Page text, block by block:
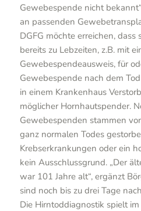
Gewebespende nicht
an passenden
DGFG möchte erreichen, dass
bereits zu Lebzeiten, z.B. mit
Gewebespendeausweis, für
Gewebespende nach dem
in einem Krankenhaus
möglicher Hornhautspender.
Gewebespenden stammen
ganz normalen Todes
Krebserkrankungen oder ein
kein Ausschlussgrund. „Der
war 101 Jahre alt“, ergänzt
sind noch bis zu drei Tage
Die Hirntoddiagnostik spielt